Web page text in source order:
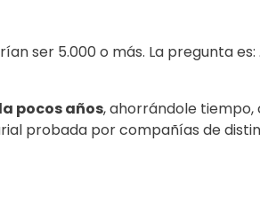
ser 5.000 o más. La pregunta es:
pocos años, ahorrándole tiempo,
probada por compañías de